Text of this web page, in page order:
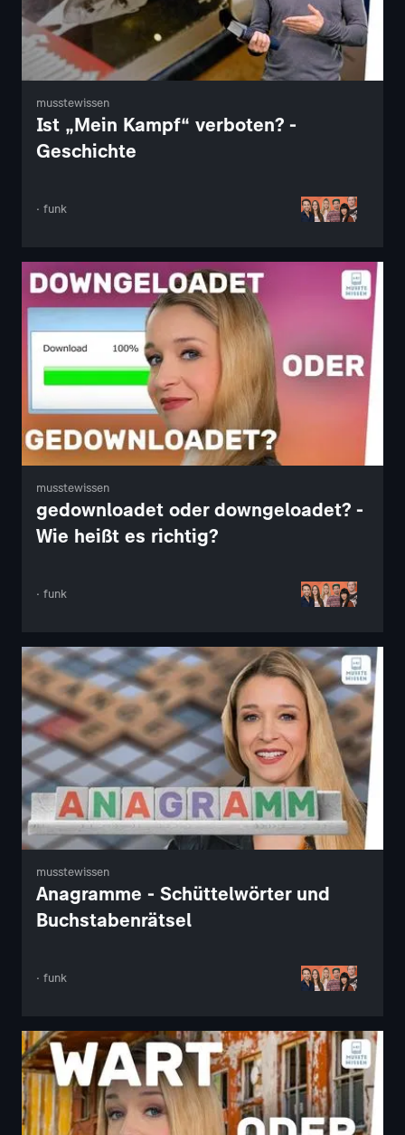
musstewissen
Ist „Mein Kampf“ verboten? -
Geschichte
· funk
musstewissen
gedownloadet oder downgeloadet? -
Wie heißt es richtig?
· funk
musstewissen
Anagramme - Schüttelwörter und
Buchstabenrätsel
· funk